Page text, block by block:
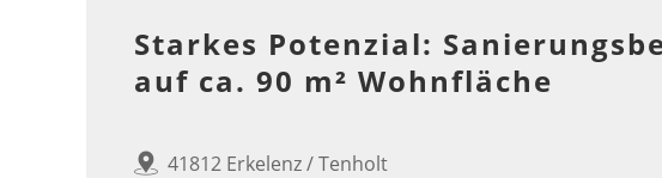
Starkes Potenzial:
auf ca. 90 m² Wohnfläche
41812 Erkelenz / Tenholt